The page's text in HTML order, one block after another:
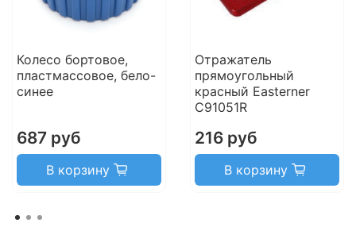
Колесо бортовое,
пластмассовое, бело-
синее
687 руб
В корзину
Отражатель
прямоугольный
красный Easterner
C91051R
216 руб
В корзину